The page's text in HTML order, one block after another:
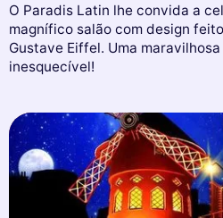
O Paradis Latin lhe convida a
magnífico salão com design
Gustave Eiffel. Uma
inesquecível!